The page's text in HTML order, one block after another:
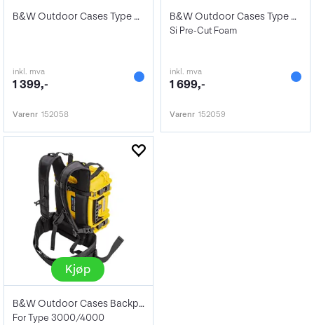
B&W Outdoor Cases Type 5040 Blk (Empty)
inkl. mva
1 399,-
Varenr 152058
B&W Outdoor Cases Type 5040 BLK
Si Pre-Cut Foam
inkl. mva
1 699,-
Varenr 152059
Kjøp
B&W Outdoor Cases Backpack System Bps.S1
For Type 3000/4000